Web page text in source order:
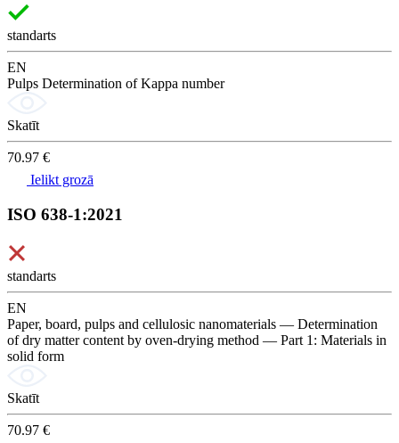
standarts
EN
Pulps Determination of Kappa number
Skatīt
70.97 €
Ielikt grozā
ISO 638-1:2021
standarts
EN
Paper, board, pulps and cellulosic nanomaterials — Determination
of dry matter content by oven-drying method — Part 1: Materials in
solid form
Skatīt
70.97 €